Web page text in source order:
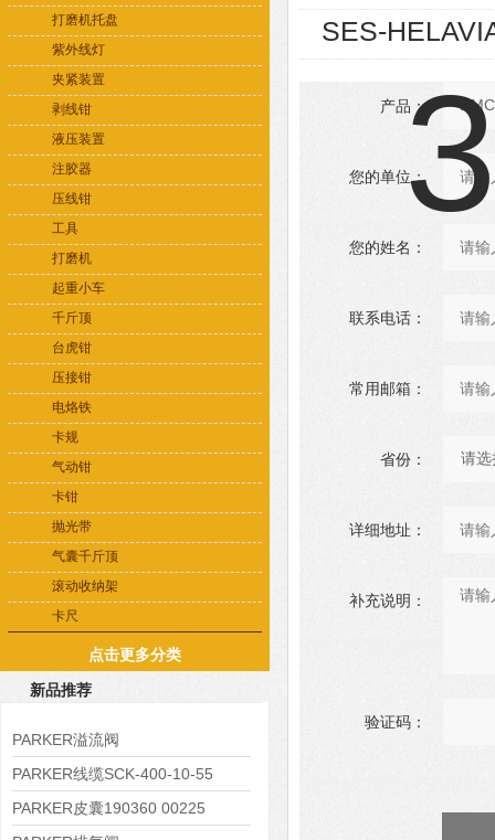
打磨机托盘
紫外线灯
夹紧装置
剥线钳
液压装置
注胶器
压线钳
工具
打磨机
起重小车
千斤顶
台虎钳
压接钳
电烙铁
卡规
气动钳
卡钳
抛光带
气囊千斤顶
滚动收纳架
卡尺
点击更多分类
新品推荐
PARKER溢流阀
RE06M35W2N1KWXG087
PARKER线缆SCK-400-10-55
PARKER皮囊190360 00225
SES-
产品：
您的单位：
您的姓名：
联系电话：
常用邮箱：
省份：
详细地址：
补充说明：
验证码：